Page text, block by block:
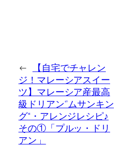
←
【自宅でチャレン
ジ！マレーシアスイー
ツ】マレーシア産最高
級ドリアン‘’ムサンキン
グ“・アレンジレシピ♪
その①「プルッ・ドリ
アン」